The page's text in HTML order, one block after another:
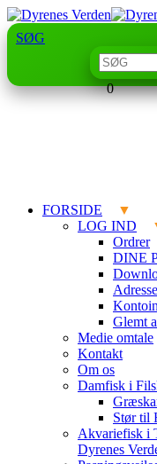
SØG
0
FORSIDE
LOG IND
Ordrer
DINE
Glemt
Medie omtale
Kontakt
Om os
Damfisk i
Stør til
Akvariefisk i
Dyrenes